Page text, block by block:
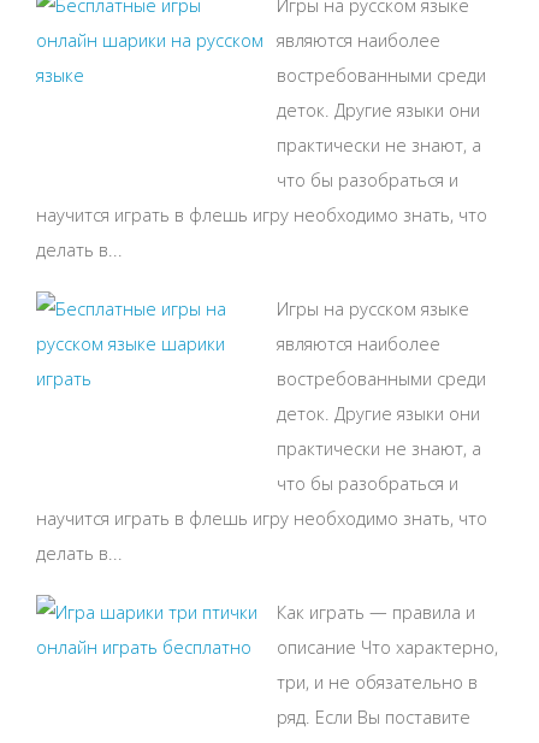
Игры на русском языке
являются наиболее
востребованными среди
деток. Другие языки они
практически не знают, а
что бы разобраться и
научится играть в флешь игру необходимо знать, что
делать в...
Игры на русском языке
являются наиболее
востребованными среди
деток. Другие языки они
практически не знают, а
что бы разобраться и
научится играть в флешь игру необходимо знать, что
делать в...
Как играть — правила и
описание Что характерно,
три, и не обязательно в
ряд. Если Вы поставите